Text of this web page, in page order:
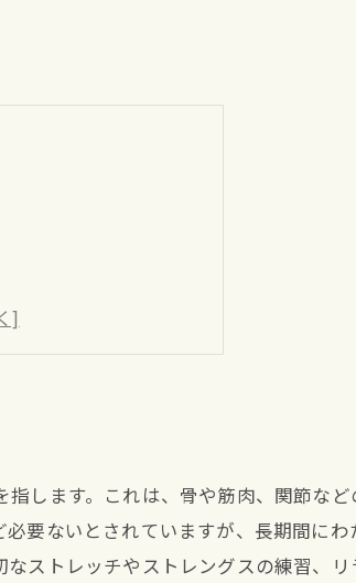
します。これは、骨や筋肉、関節な
要ないとされていますが、長期間に
ストレッチやストレングスの練習、